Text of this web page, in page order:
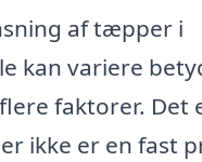
af tæpper i
kan variere
faktorer. Det
ikke er en fast